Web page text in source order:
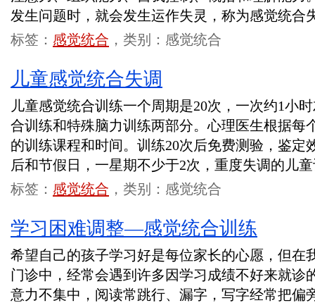
发生问题时，就会发生运作失灵，称为感觉统合
标签： 感觉统合 ，类别：感觉统合
儿童感觉统合失调
儿童感觉统合训练一个周期是20次，一次约1小
合训练和特殊脑力训练两部分。心理医生根据每
的训练课程和时间。训练20次后免费测验，鉴定
后和节假日，一星期不少于2次，重度失调的儿
标签： 感觉统合 ，类别：感觉统合
学习困难调整—感觉统合训练
希望自己的孩子学习好是每位家长的心愿，但在
门诊中，经常会遇到许多因学习成绩不好来就诊
意力不集中，阅读常跳行、漏字，写字经常把偏